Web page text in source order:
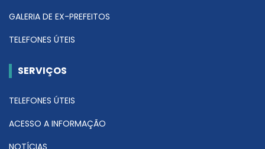
GALERIA DE EX-PREFEITOS
TELEFONES ÚTEIS
SERVIÇOS
TELEFONES ÚTEIS
ACESSO A INFORMAÇÃO
NOTÍCIAS